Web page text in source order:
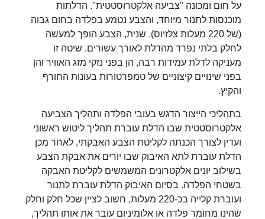
על חום ומכונה "צביעה אלקטרוסטטית". הדלתות
מוכנסות לתנור מיוחד, והצבע נטמע בפלדה בחום גבוה
(של 220 מעלות צלזיוס). שנית, הצבע הופך למעשה
לחלק בלתי נפרד מהדלת לאורך עשורים. שיטה זו
מעניקה לדלת עמידות רבה, הן בפני נזקי מזג האוויר והן
בפני שינויים קיצוניים של טמפרטורות בעונות החורף
בתהליכי הייצור הדגש בעובי הפלדה ותהליך הצביעה
אלקטרוסטטית שבו הדלת עוברת תהליך ליטוש ראשוני
ועדין לצורך הכנתה לקליטת הצבע האבקתי, לאחר מכן
הדלת עוברת לתא האיבוק שבו יורים את אבקת הצבע
בשילוב יונים אלקטרונים המשמשים לקליטת האבקה
בשטחי הפלדה. בסיום האיבוק הדלת עוברת לתנור
ועוברת קלייה בכ-220 מעלות, חשוב לציין שכל חלק וחלק
שהינו מחומר פלדה או אלומיניום עובר את אותו תהליך,